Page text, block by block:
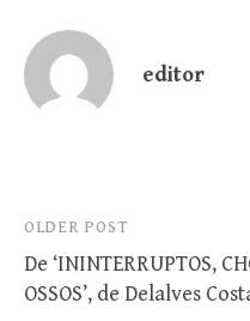
editor
Post
navigation
OLDER POST
De ‘ININTERRUPTOS,
OSSOS’, de Delalves